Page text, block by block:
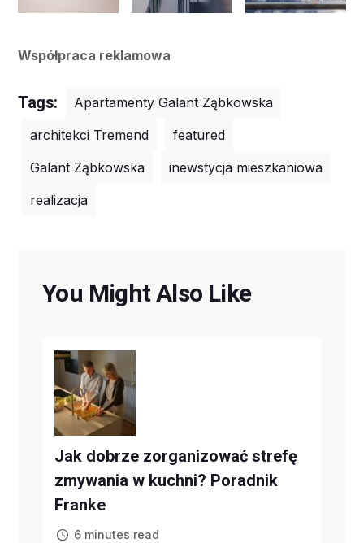
Współpraca reklamowa
Tags:
Apartamenty Galant Ząbkowska
architekci Tremend
featured
Galant Ząbkowska
inewstycja mieszkaniowa
realizacja
You Might Also Like
Jak dobrze zorganizować strefę
zmywania w kuchni? Poradnik
Franke
6 minutes read